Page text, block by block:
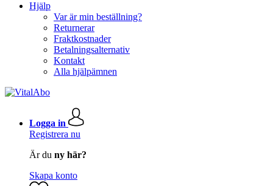
Hjälp
Var är min beställning?
Returnerar
Fraktkostnader
Betalningsalternativ
Kontakt
Alla hjälpämnen
Logga in
Registrera nu
Är du ny här?
Skapa konto